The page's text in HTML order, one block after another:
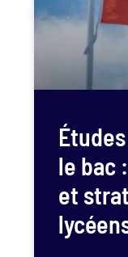
le bac
et